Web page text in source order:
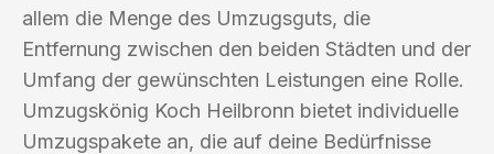
allem die Menge des Umzugsguts, die
Entfernung zwischen den beiden Städten und der
Umfang der gewünschten Leistungen eine Rolle.
Umzugskönig Koch Heilbronn bietet individuelle
Umzugspakete an, die auf deine Bedürfnisse